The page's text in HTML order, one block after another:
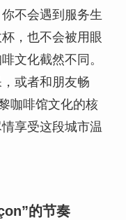
不会遇到服务生
，也不会被用眼
文化截然不同。
或者和朋友畅
咖啡馆文化的核
享受这段城市温
的节奏